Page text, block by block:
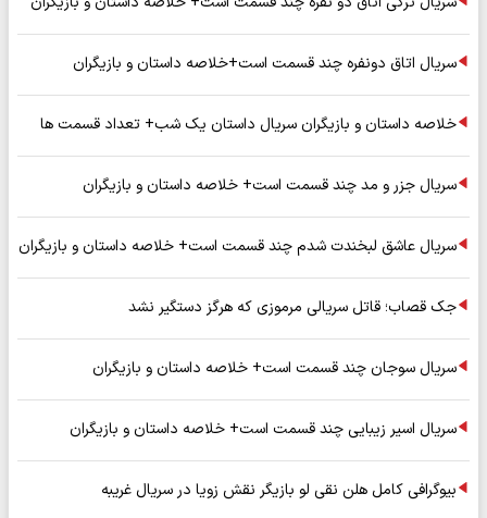
سریال اتاق دونفره چند قسمت است+خلاصه داستان و بازیگران
خلاصه داستان و بازیگران سریال داستان یک شب+ تعداد قسمت ها
سریال جزر و مد چند قسمت است+ خلاصه داستان و بازیگران
سریال عاشق لبخندت شدم چند قسمت است+ خلاصه داستان و بازیگران
جک قصاب؛ قاتل سریالی مرموزی که هرگز دستگیر نشد
سریال سوجان چند قسمت است+ خلاصه داستان و بازیگران
سریال اسیر زیبایی چند قسمت است+ خلاصه داستان و بازیگران
بیوگرافی کامل هلن نقی لو بازیگر نقش زویا در سریال غریبه